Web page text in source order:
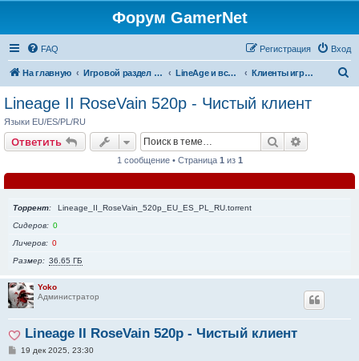
Форум GamerNet
FAQ Вход
Регистрация
На главную Игровой раздел - Готовые игры и игровые разработки LineAge и все что с ней связано Клиенты игры LineAge2
Lineage II RoseVain 520p - Чистый клиент
Языки EU/ES/PL/RU
Ответить Поиск
1 сообщение • Страница 1 из 1
Торрент
Lineage_II_RoseVain_520p_EU_ES_PL_RU.torrent
Сидеров
0
Личеров
0
Размер
36.65 ГБ
Yoko
Администратор
Lineage II RoseVain 520p - Чистый клиент
С19 дек 2025, 23:30